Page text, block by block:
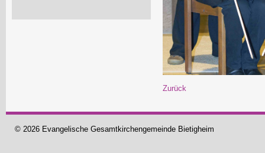
Zurück
© 2026 Evangelische Gesamtkirchengemeinde Bietigheim